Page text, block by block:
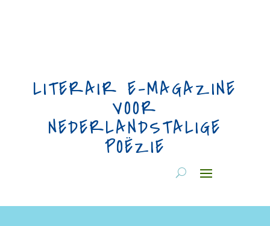
LITERAIR E-MAGAZINE
VOOR
NEDERLANDSTALIGE
POËZIE